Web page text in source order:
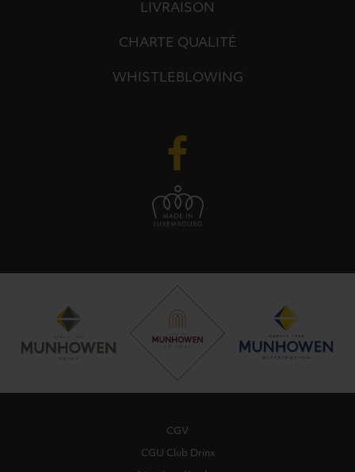
LIVRAISON
CHARTE QUALITÉ
WHISTLEBLOWING
CGV
CGU Club Drinx